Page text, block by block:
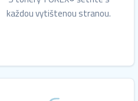
každou vytištenou stranou.